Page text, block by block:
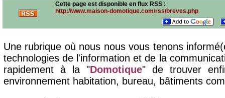
Cette page est disponible en flux RSS :
http://www.maison-domotique.com/rss/breves.php
Une rubrique où nous nous vous tenons
technologies de l'information et de la
rapidement à la "Domotique" de trouver
environnement habitation, bureau, bâtiments